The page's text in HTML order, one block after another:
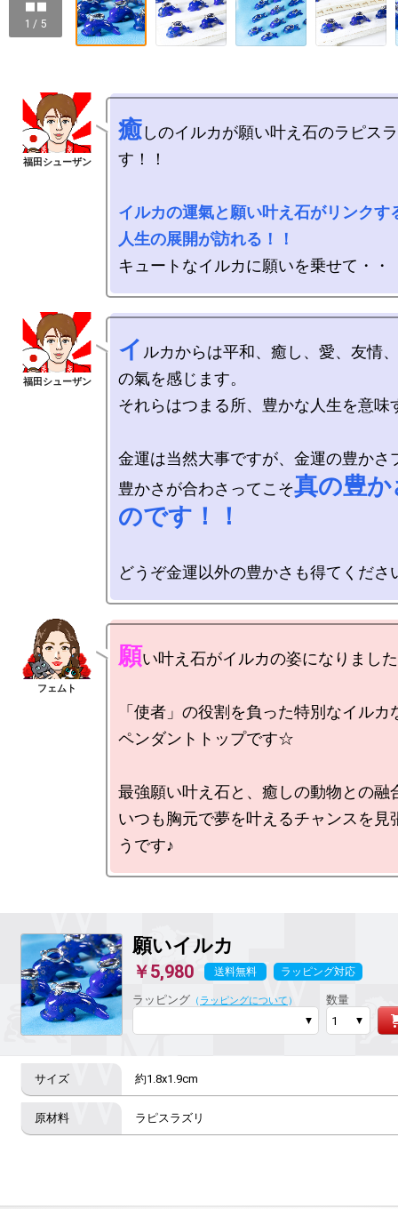
1 / 5
癒しのイルカが願い叶え石のラピス
す！！
イルカの運氣と願い叶え石がリンクす
人生の展開が訪れる！！
イ ルカからは平和、癒し、愛、友情
の氣を感じます。
それらはつまる所、豊かな人生を意味
金運は当然大事ですが、金運の豊かさ
豊かさが合わさってこそ真の豊
のです！！
願い叶え石がイルカの姿になりまし
「使者」の役割を負った特別なイルカ
ペンダントトップです☆
最強願い叶え石と、癒しの動物との融
いつも胸元で夢を叶えるチャンスを見
願いイルカ
￥5,980 送料無料 ラッピング対応
ラッピング （ ラッピングについて ） 数量
約1.8x1.9cm
ラピスラズリ